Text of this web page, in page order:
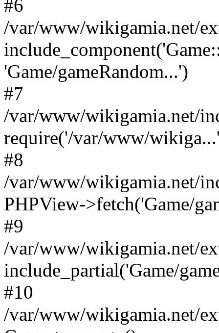
#6
/var/www/wikigamia.net/
'Game/gameRandom...')
#7
/var/www/wikigamia.net/
require('/var/www/
#8
/var/www/wikigamia.net/
PHPView->fetch('Game/
#9
/var/www/wikigamia.net/
include_partial('Game/
#10
/var/www/wikigamia.net/